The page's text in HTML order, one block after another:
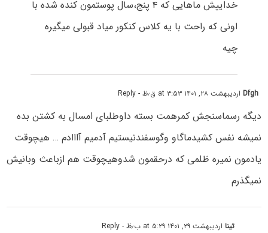
خداییش ماهایی که ۴ پنج،سال پوستمون کنده شده با
اونی که راحت با یه کلاس کنکور میاد قبولی میگیره
چیه
Dfghاردیبهشت ۲۸, ۱۴۰۱ at ۳:۵۳ ق٫ظ - Reply
دیگه رسماسنجش کمرهمت بسته داوطلبای امسال به کشتن بده
نمیشه نفس کشیدماگاو وگوسفندنیستیم آدمیم آااادم … هیچوقت
یادمون نمیره ظلمی که درحقمون شدوهیچوقت هم ازباعث وبانیش
نمیگذرم
تینااردیبهشت ۲۹, ۱۴۰۱ at ۵:۲۹ ب٫ظ - Reply